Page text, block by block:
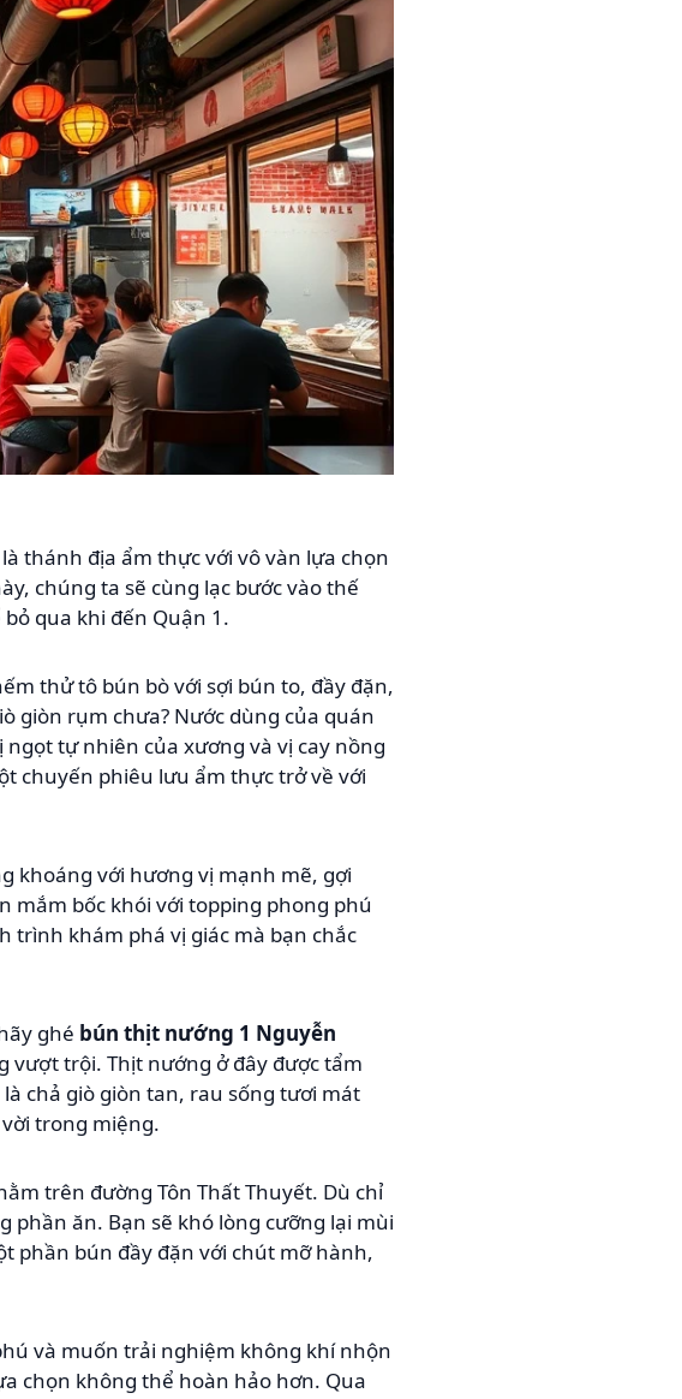
thánh địa ẩm thực với vô vàn lựa chọn
chúng ta sẽ cùng lạc bước vào thế
qua khi đến Quận 1.
thử tô bún bò với sợi bún to, đầy đặn,
giòn rụm chưa? Nước dùng của quán
tự nhiên của xương và vị cay nồng
chuyến phiêu lưu ẩm thực trở về với
khoáng với hương vị mạnh mẽ, gợi
mắm bốc khói với topping phong phú
khám phá vị giác mà bạn chắc
ghé bún thịt nướng 1 Nguyễn
vượt trội. Thịt nướng ở đây được tẩm
chả giò giòn tan, rau sống tươi mát
trong miệng.
trên đường Tôn Thất Thuyết. Dù chỉ
ăn. Bạn sẽ khó lòng cưỡng lại mùi
phần bún đầy đặn với chút mỡ hành,
và muốn trải nghiệm không khí nhộn
chọn không thể hoàn hảo hơn. Qua